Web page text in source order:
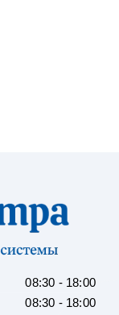
08:30 - 18:00
08:30 - 18:00